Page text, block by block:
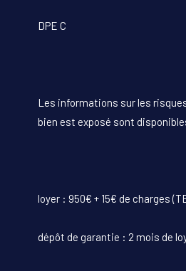
DPE C
Les informations sur les
bien est exposé sont
loyer : 950€ + 15€ de charges
dépôt de garantie : 2 mois de